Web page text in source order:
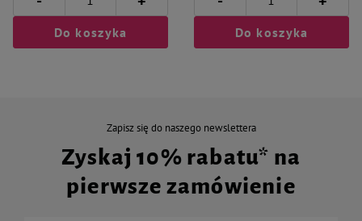
Do koszyka Do koszyka
Zapisz się do naszego newslettera
Zyskaj 10% rabatu* na
pierwsze zamówienie